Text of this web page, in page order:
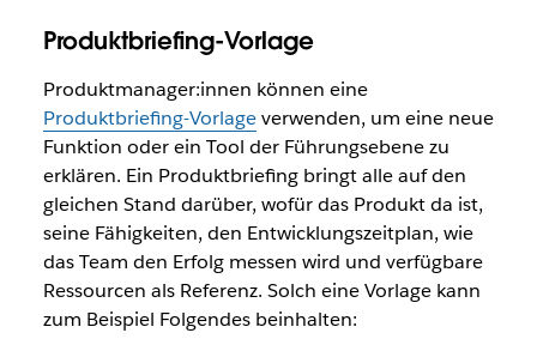
Produktbriefing-Vorlage
Produktmanager:innen können eine
Produktbriefing-Vorlageverwenden, um eine neue
Funktion oder ein Tool der Führungsebene zu
erklären. Ein Produktbriefing bringt alle auf den
gleichen Stand darüber, wofür das Produkt da ist,
seine Fähigkeiten, den Entwicklungszeitplan, wie
das Team den Erfolg messen wird und verfügbare
Ressourcen als Referenz. Solch eine Vorlage kann
zum Beispiel Folgendes beinhalten: